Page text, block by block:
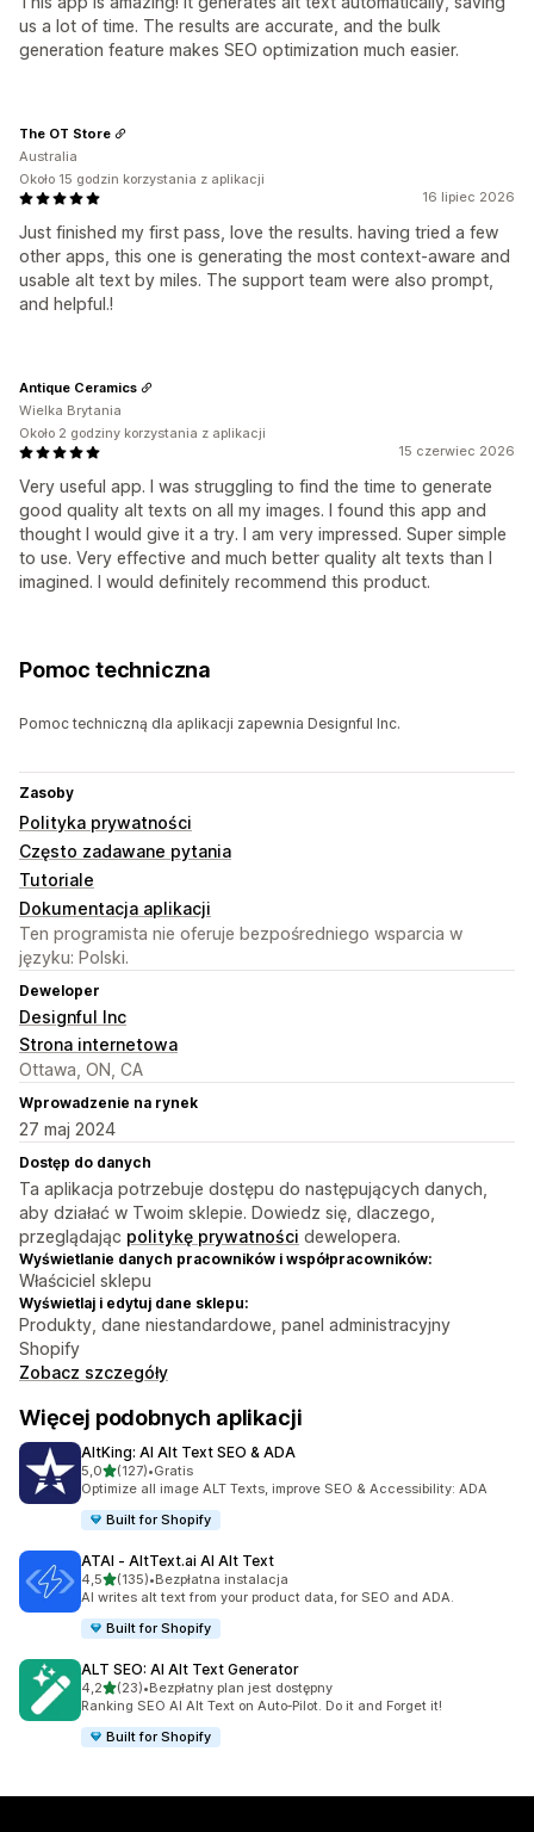
us a lot of time. The results are accurate, and the bulk
generation feature makes SEO optimization much easier.
16 lipiec 2026
Just finished my first pass, love the results. having tried a few
other apps, this one is generating the most context-aware and
usable alt text by miles. The support team were also prompt,
and helpful.!
The OT Store
Australia
Około 15 godzin korzystania z aplikacji
15 czerwiec 2026
Very useful app. I was struggling to find the time to generate
good quality alt texts on all my images. I found this app and
thought I would give it a try. I am very impressed. Super simple
to use. Very effective and much better quality alt texts than I
imagined. I would definitely recommend this product.
Antique Ceramics
Wielka Brytania
Około 2 godziny korzystania z aplikacji
Pomoc techniczna
Pomoc techniczną dla aplikacji zapewnia Designful Inc.
Zasoby
Polityka prywatności
Często zadawane pytania
Tutoriale
Dokumentacja aplikacji
Ten programista nie oferuje bezpośredniego wsparcia w
języku: Polski.
Deweloper
Designful Inc
Strona internetowa
Ottawa, ON, CA
Wprowadzenie na rynek
27 maj 2024
Dostęp do danych
Ta aplikacja potrzebuje dostępu do następujących danych,
aby działać w Twoim sklepie. Dowiedz się, dlaczego,
przeglądając politykę prywatności dewelopera.
Wyświetlanie danych pracowników i współpracowników:
Właściciel sklepu
Wyświetlaj i edytuj dane sklepu:
Produkty, dane niestandardowe, panel administracyjny
Shopify
Zobacz szczegóły
Więcej podobnych aplikacji
AltKing: AI Alt Text SEO & ADA
5,0na 5 gwiazdek
(127)
Łączna liczba recenzji: 127
•Gratis
Optimize all image ALT Texts, improve SEO & Accessibility: ADA
Built for Shopify
ATAI ‑ AltText.ai AI Alt Text
4,5na 5 gwiazdek
(135)
Łączna liczba recenzji: 135
•Bezpłatna instalacja
AI writes alt text from your product data, for SEO and ADA.
Built for Shopify
ALT SEO: AI Alt Text Generator
4,2na 5 gwiazdek
(23)
Łączna liczba recenzji: 23
•Bezpłatny plan jest dostępny
Ranking SEO AI Alt Text on Auto‑Pilot. Do it and Forget it!
Built for Shopify